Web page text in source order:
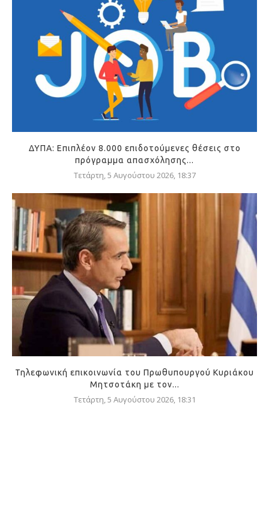
ΔΥΠΑ: Επιπλέον 8.000 επιδοτούμενες θέσεις στο
πρόγραμμα απασχόλησης...
Τετάρτη, 5 Αυγούστου 2026, 18:37
Τηλεφωνική επικοινωνία του Πρωθυπουργού Κυριάκου
Μητσοτάκη με τον...
Τετάρτη, 5 Αυγούστου 2026, 18:31